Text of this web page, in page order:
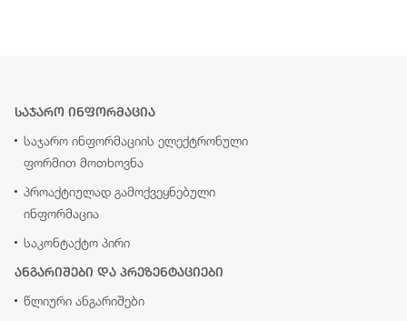
საჯარო ინფორმაცია
საჯარო ინფორმაციის ელექტრონული
ფორმით მოთხოვნა
პროაქტიულად გამოქვეყნებული
ინფორმაცია
საკონტაქტო პირი
ანგარიშები და პრეზენტაციები
წლიური ანგარიშები